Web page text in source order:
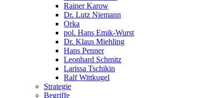
Rainer Karow
Dr. Lutz Niemann
Orka
pol. Hans Emik-Wurst
Dr. Klaus Miehling
Hans Penner
Leonhard Schmitz
Larissa Tschikin
Ralf Wittkugel
Strategie
Begriffe